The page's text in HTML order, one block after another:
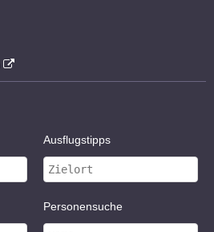
Ausflugstipps
Personensuche